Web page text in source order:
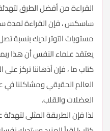
القراءة من أفضل الطرق
ساسكس ، فإن القراءة لمدة
مستويات التوتر لديك بنسبة تصل إلى 68
يعتقد علماء النفس أن هذا
كتاب ما ، فإن أذهاننا تركز
العالم الحقيقي ومشاكلنا
العضلات والقلب.
لذا فإن الطريقة المثلى